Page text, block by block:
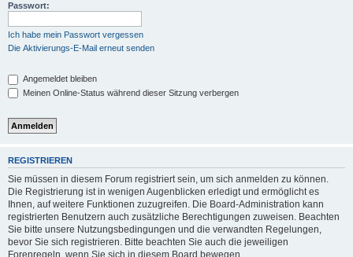
Passwort:
Ich habe mein Passwort vergessen
Die Aktivierungs-E-Mail erneut senden
Angemeldet bleiben
Meinen Online-Status während dieser Sitzung verbergen
REGISTRIEREN
Sie müssen in diesem Forum registriert sein, um sich anmelden zu können.
Die Registrierung ist in wenigen Augenblicken erledigt und ermöglicht es
Ihnen, auf weitere Funktionen zuzugreifen. Die Board-Administration kann
registrierten Benutzern auch zusätzliche Berechtigungen zuweisen. Beachten
Sie bitte unsere Nutzungsbedingungen und die verwandten Regelungen,
bevor Sie sich registrieren. Bitte beachten Sie auch die jeweiligen
Forenregeln, wenn Sie sich in diesem Board bewegen.